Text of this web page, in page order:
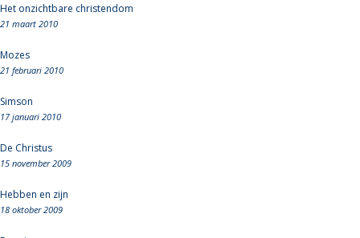
Het onzichtbare christendom
21 maart 2010
Mozes
21 februari 2010
Simson
17 januari 2010
De Christus
15 november 2009
Hebben en zijn
18 oktober 2009